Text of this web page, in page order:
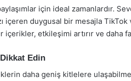
için ideal zamanlardır.
içeren duygusal bir mesajla
etkileşimi artırır ve daha
Edin
daha geniş kitlelere